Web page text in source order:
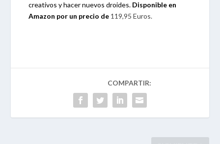
creativos y hacer nuevos droides. Disponible en
Amazon por un precio de 119,95 Euros.